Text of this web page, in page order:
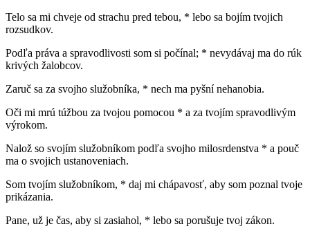
Telo sa mi chveje od strachu pred tebou, * lebo sa bojím tvojich
rozsudkov.
Podľa práva a spravodlivosti som si počínal; * nevydávaj ma do rúk
krivých žalobcov.
Zaruč sa za svojho služobníka, * nech ma pyšní nehanobia.
Oči mi mrú túžbou za tvojou pomocou * a za tvojím spravodlivým
výrokom.
Nalož so svojím služobníkom podľa svojho milosrdenstva * a pouč
ma o svojich ustanoveniach.
Som tvojím služobníkom, * daj mi chápavosť, aby som poznal tvoje
prikázania.
Pane, už je čas, aby si zasiahol, * lebo sa porušuje tvoj zákon.